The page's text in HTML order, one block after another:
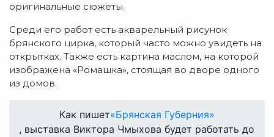
оригинальные сюжеты.
Среди его работ есть акварельный рисунок
брянского цирка, который часто можно увидеть на
открытках. Также есть картина маслом, на которой
изображена «Ромашка», стоящая во дворе одного
из домов.
Как пишет«Брянская Губерния»
, выставка Виктора Чмыхова будет работать до